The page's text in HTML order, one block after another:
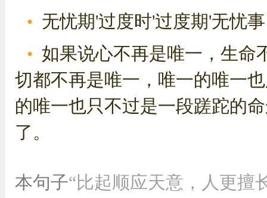
无忧期'过度时'过度期'无忧
如果说心不再是唯一，生命
切都不再是唯一，唯一的唯一
的唯一也只不过是一段蹉跎的
了。
本句子“比起顺应天意，人更擅